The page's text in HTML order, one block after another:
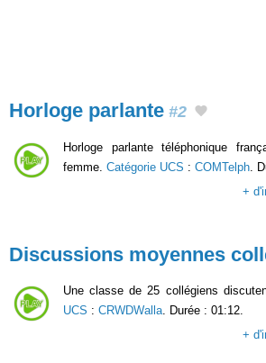
Horloge parlante #2
Horloge parlante téléphonique
femme. Catégorie UCS : COMTelph .
+
Discussions moyennes
Une classe de 25 collégiens
UCS : CRWDWalla. Durée : 01:12.
+